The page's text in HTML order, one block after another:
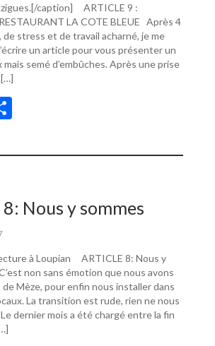
caption] ARTICLE 9 :
LA COTE BLEUE Après 4
de stress et de travail acharné, je me
un article pour vous présenter un
semé d’embûches. Après une prise
[…]
ta
erNous y sommes
à Loupian ARTICLE 8: Nous y
non sans émotion que nous avons
Mèze, pour enfin nous installer dans
La transition est rude, rien ne nous
dernier mois a été chargé entre la fin